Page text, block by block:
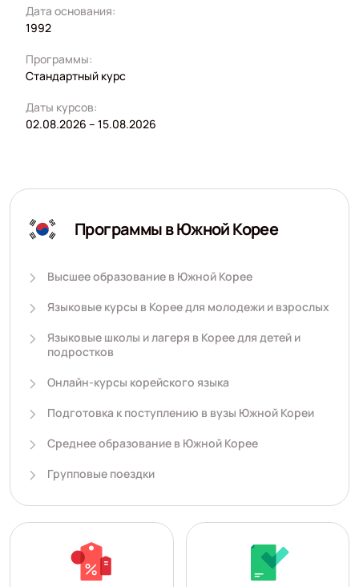
Дата основания:
1992
Программы:
Стандартный курс
Даты курсов:
02.08.2026 – 15.08.2026
Программы в Южной Корее
Высшее образование в Южной Корее
Языковые курсы в Корее для молодежи и взрослых
Языковые школы и лагеря в Корее для детей и
подростков
Онлайн-курсы корейского языка
Подготовка к поступлению в вузы Южной Кореи
Среднее образование в Южной Корее
Групповые поездки